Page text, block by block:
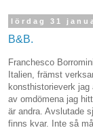
lördag 31
B&B.
Franchesco
Italien, främst
konsthistorieverk
av omdömena jag
är andra. Avslutade
finns kvar. Inte så